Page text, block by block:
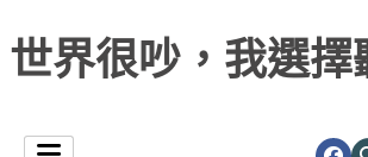
世界很吵，我選擇